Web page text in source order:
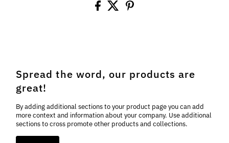
Spread the word, our products are
great!
By adding additional sections to your product page you can add
more context and information about your company. Use additional
sections to cross promote other products and collections.